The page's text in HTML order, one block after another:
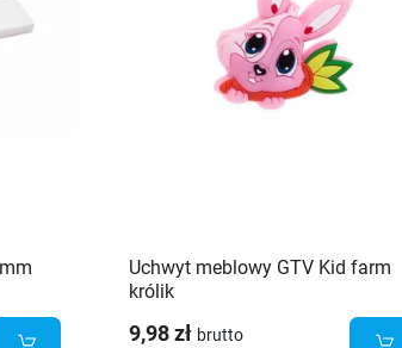
Uchwyt meblowy GTV Kid farm
królik
9,98 zł brutto